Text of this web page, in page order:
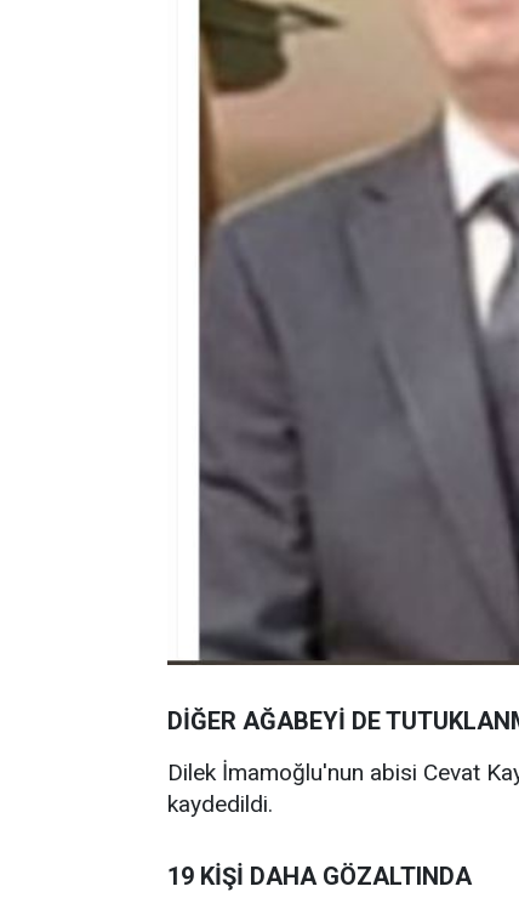
DİĞER AĞABEYİ DE
Dilek İmamoğlu'nun abisi Cevat
kaydedildi.
19 KİŞİ DAHA GÖZALTINDA